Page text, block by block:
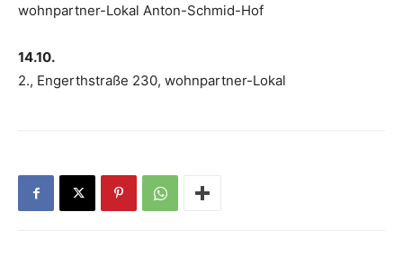
wohnpartner-Lokal Anton-Schmid-Hof
14.10.
2., Engerthstraße 230, wohnpartner-Lokal